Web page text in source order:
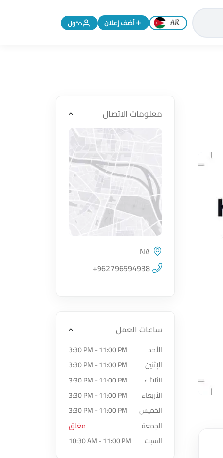
تغيير اللغة إلى الإنجليزية
أضف إعلان دخول
معلومات الاتصال
اضغط لتحميل الموقع
NA
+962796594938
ساعات العمل
الأحد
3:30 PM - 11:00 PM
الإثنين
3:30 PM - 11:00 PM
الثلاثاء
3:30 PM - 11:00 PM
الأربعاء
3:30 PM - 11:00 PM
الخميس
3:30 PM - 11:00 PM
الجمعة
مغلق
السبت
10:30 AM - 11:00 PM